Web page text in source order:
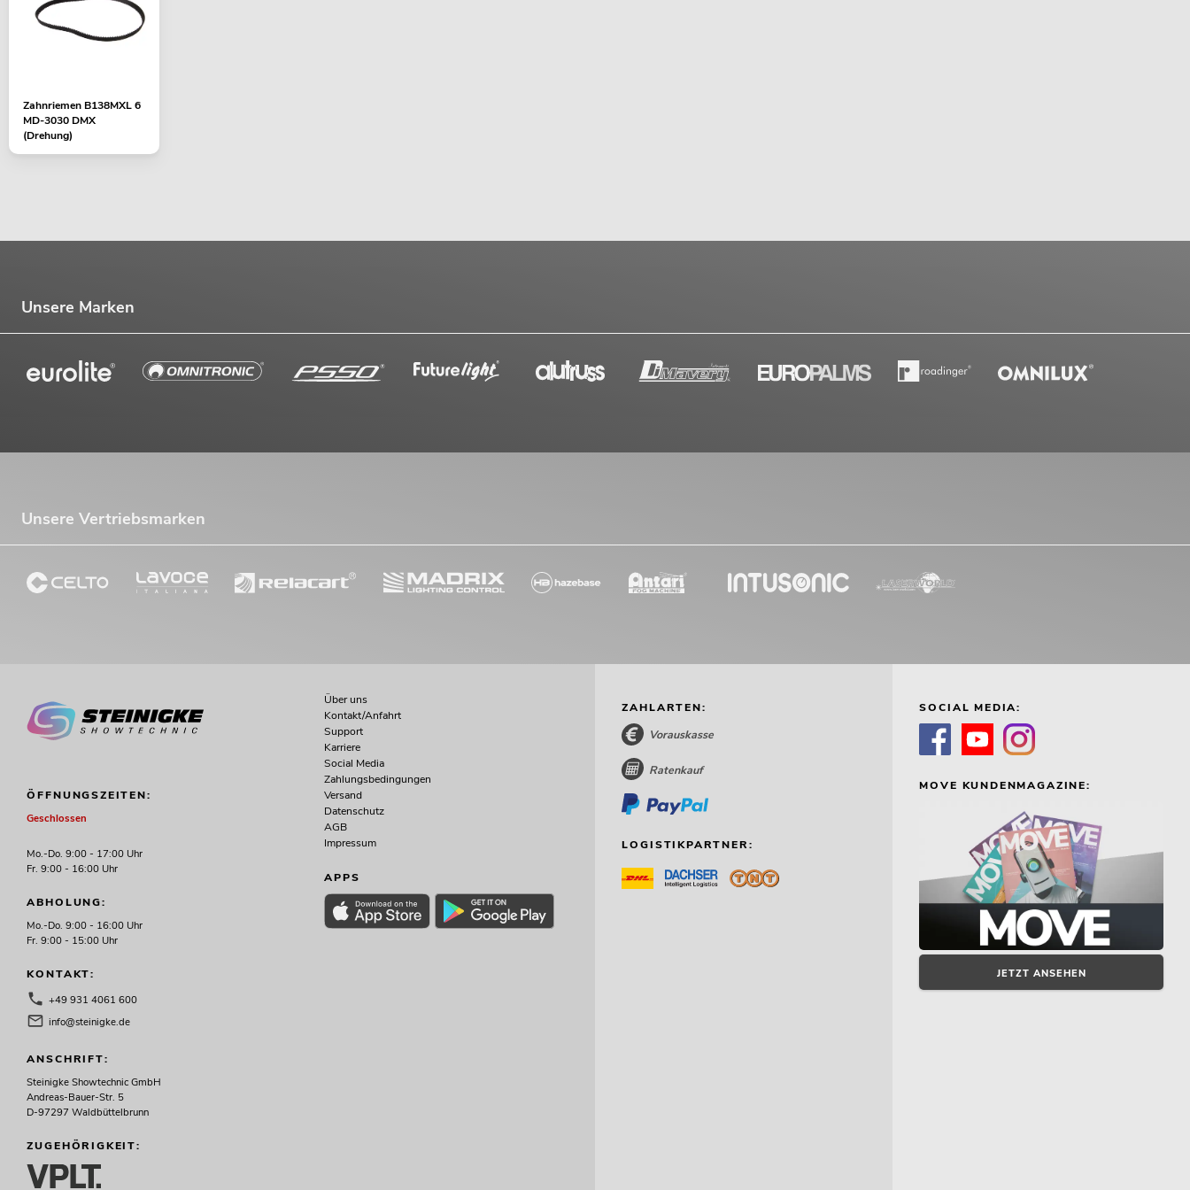
Zahnriemen B138MXL 6
MD-3030 DMX
(Drehung)
Unsere Marken
Unsere Vertriebsmarken
ÖFFNUNGSZEITEN:
Geschlossen
Mo.-Do. 9:00 - 17:00 Uhr
Fr. 9:00 - 16:00 Uhr
ABHOLUNG:
Mo.-Do. 9:00 - 16:00 Uhr
Fr. 9:00 - 15:00 Uhr
KONTAKT:
+49 931 4061 600
info@steinigke.de
ANSCHRIFT:
Steinigke Showtechnic GmbH
Andreas-Bauer-Str. 5
D-97297 Waldbüttelbrunn
ZUGEHÖRIGKEIT:
Über uns
Kontakt/Anfahrt
Support
Karriere
Social Media
Zahlungsbedingungen
Versand
Datenschutz
AGB
Impressum
APPS
ZAHLARTEN:
Vorauskasse
Ratenkauf
LOGISTIKPARTNER:
SOCIAL MEDIA:
MOVE KUNDENMAGAZINE:
JETZT ANSEHEN